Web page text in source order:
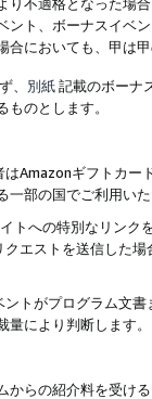
ント、ボーナスイベ
合においても、甲は
、 別紙記載のボーナ
のとします。
Amazonギフトカ
一部の国でご利用い
トへの特別なリン
エストを送信した
トがプログラム文
により判断します。
からの紹介料を受け